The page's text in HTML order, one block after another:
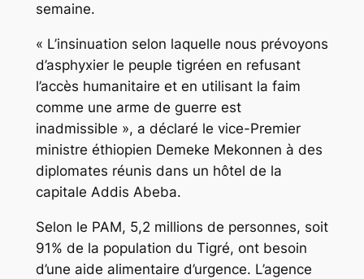
semaine.
« L’insinuation selon laquelle nous prévoyons
d’asphyxier le peuple tigréen en refusant
l’accès humanitaire et en utilisant la faim
comme une arme de guerre est
inadmissible », a déclaré le vice-Premier
ministre éthiopien Demeke Mekonnen à des
diplomates réunis dans un hôtel de la
capitale Addis Abeba.
Selon le PAM, 5,2 millions de personnes, soit
91% de la population du Tigré, ont besoin
d’une aide alimentaire d’urgence. L’agence